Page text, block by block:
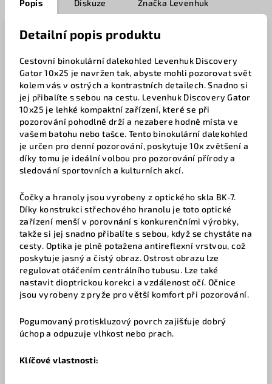
Popis Diskuze Značka Levenhuk
Detailní popis produktu
Cestovní binokulární dalekohled Levenhuk Discovery
Gator 10x25 je navržen tak, abyste mohli pozorovat svět
kolem vás v ostrých a kontrastních detailech. Snadno si
jej přibalíte s sebou na cestu. Levenhuk Discovery Gator
10x25 je lehké kompaktní zařízení, které se při
pozorování pohodlně drží a nezabere hodně místa ve
vašem batohu nebo tašce. Tento binokulární dalekohled
je určen pro denní pozorování, poskytuje 10x zvětšení a
díky tomu je ideální volbou pro pozorování přírody a
sledování sportovních a kulturních akcí.
Čočky a hranoly jsou vyrobeny z optického skla BK-7.
Díky konstrukci střechového hranolu je toto optické
zařízení menší v porovnání s konkurenčními výrobky,
takže si jej snadno přibalíte s sebou, když se chystáte na
cesty. Optika je plně potažena antireflexní vrstvou, což
poskytuje jasný a čistý obraz. Ostrost obrazu lze
regulovat otáčením centrálního tubusu. Lze také
nastavit dioptrickou korekci a vzdálenost očí. Očnice
jsou vyrobeny z pryže pro větší komfort při pozorování.
Pogumovaný protiskluzový povrch zajišťuje dobrý
úchop a odpuzuje vlhkost nebo prach.
Klíčové vlastnosti: